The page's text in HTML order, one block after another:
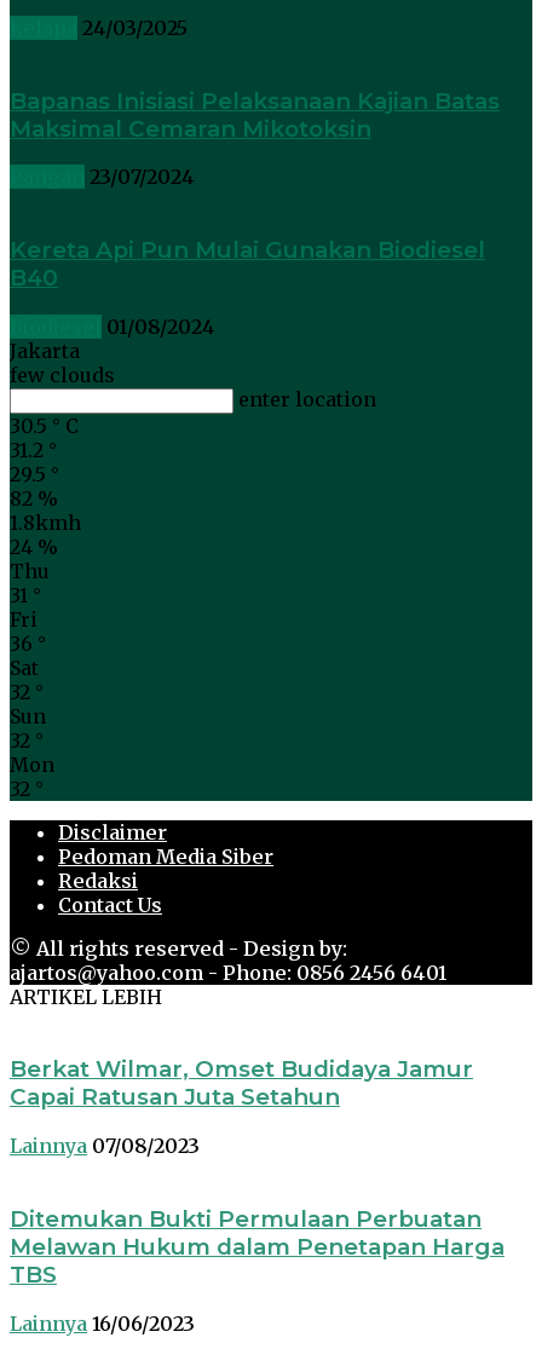
24/03/2025
Bapanas Inisiasi Pelaksanaan Kajian Batas
Maksimal Cemaran Mikotoksin
23/07/2024
Kereta Api Pun Mulai Gunakan Biodiesel
B40
01/08/2024
Jakarta
few clouds
enter location
30.5 ° C
31.2 °
29.5 °
82 %
1.8kmh
24 %
Thu
31 °
Fri
36 °
Sat
32 °
Sun
32 °
Mon
32 °
Disclaimer
Pedoman Media Siber
Redaksi
Contact Us
© All rights reserved - Design by:
ajartos@yahoo.com - Phone: 0856 2456 6401
ARTIKEL LEBIH
Berkat Wilmar, Omset Budidaya Jamur
Capai Ratusan Juta Setahun
Lainnya 07/08/2023
Ditemukan Bukti Permulaan Perbuatan
Melawan Hukum dalam Penetapan Harga
TBS
Lainnya 16/06/2023